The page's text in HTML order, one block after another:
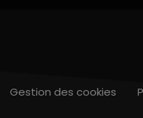
Gestion des cookies